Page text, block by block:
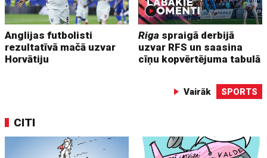
Anglijas futbolisti
rezultatīvā mačā uzvar
Horvātiju
Riga spraigā derbijā
uzvar RFS un saasina
cīņu kopvērtējuma tabulā
Vairāk SPORTS
CITI